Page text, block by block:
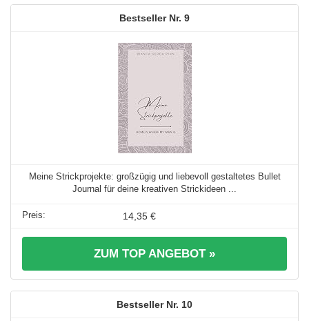
9
Meine Strickprojekte: großzügig und liebevoll gestaltetes Bullet
Journal für deine kreativen Strickideen ...
14,35 €
ZUM TOP ANGEBOT »
10